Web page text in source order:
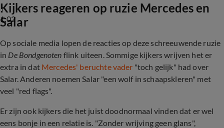
1:02
Kijkers reageren op ruzie Mercedes en
Salar
Op sociale media lopen de reacties op deze schreeuwende ruzie
in De Bondgenoten flink uiteen. Sommige kijkers wrijven het er
extra in dat Mercedes' beruchte vader "toch gelijk" had over
Salar. Anderen noemen Salar "een wolf in schaapskleren" met
veel "red flags".
Er zijn ook kijkers die het juist doodnormaal vinden dat er wel
eens bonje in een relatie is. "Zonder wrijving geen glans",